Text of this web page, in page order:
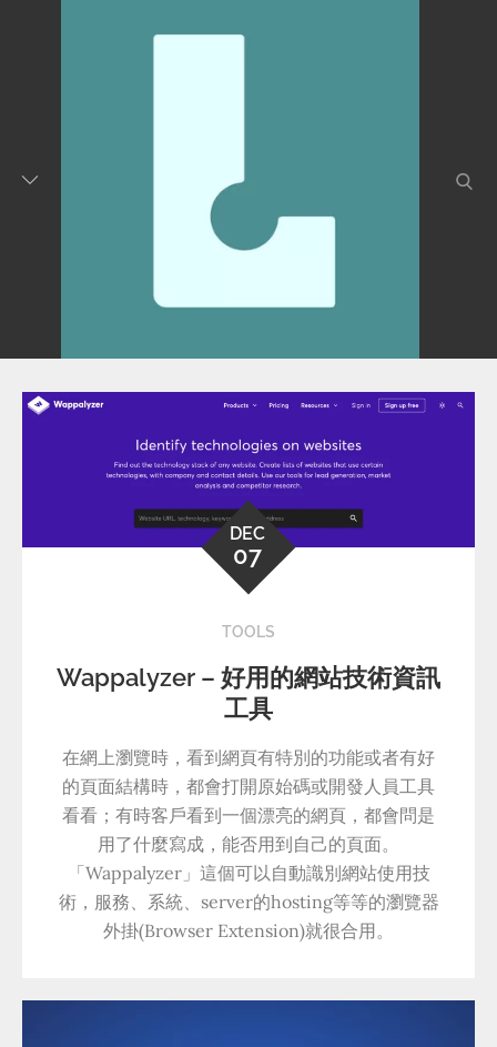
DEC
07
TOOLS
Wappalyzer – 好用的網站技術資訊
工具
在網上瀏覽時，看到網頁有特別的功能或者有好
的頁面結構時，都會打開原始碼或開發人員工具
看看；有時客戶看到一個漂亮的網頁，都會問是
用了什麼寫成，能否用到自己的頁面。
「Wappalyzer」這個可以自動識別網站使用技
術，服務、系統、server的hosting等等的瀏覽器
外掛(Browser Extension)就很合用。